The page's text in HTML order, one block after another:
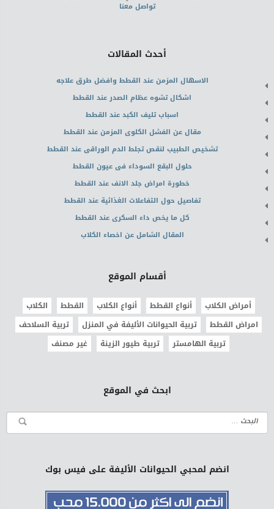
تواصل معنا
أحدث المقالات
الاسهال المزمن عند القطط وافضل طرق علاجه
اشكال تشوه عظام الصدر عند القطط
اسباب تليف الكبد عند القطط
مقال عن الفشل الكلوى المزمن عند القطط
تشخيص الطبيب لنقص تجلط الدم الوراقى عند القطط
حلول البقع السوداء فى عيون القطط
خطورة امراض جلد الانف عند القطط
تفاصيل حول التفاعلات الغذائية عند القطط
كل ما يخص داء السكرى عند القطط
المقال الشامل عن اخصاء الكلاب
أقسام الموقع
أمراض الكلاب أنواع القطط أنواع الكلاب القطط
الكلاب
امراض القطط
تربية الحيوانات الأليفة في المنزل
تربية السلاحف
تربية الهامستر
تربية طيور الزينة غير مصنف
ابحث في الموقع
انضم لمحبي الحيوانات الأليفة على فيس بوك